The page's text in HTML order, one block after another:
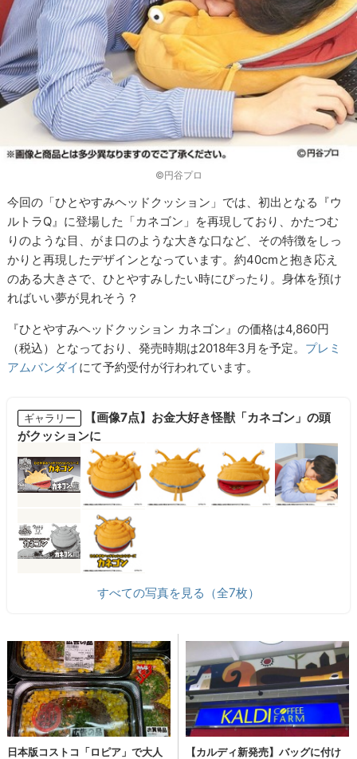
©円谷プロ
今回の「ひとやすみヘッドクッション」では、初出となる『ウ
ルトラQ』に登場した「カネゴン」を再現しており、かたつむ
りのような目、がま口のような大きな口など、その特徴をしっ
かりと再現したデザインとなっています。約40cmと抱き応え
のある大きさで、ひとやすみしたい時にぴったり。身体を預け
ればいい夢が見れそう？
『ひとやすみヘッドクッション カネゴン』の価格は4,860円
（税込）となっており、発売時期は2018年3月を予定。 プレミ
アムバンダイにて予約受付が行われています。
ギャラリー
【画像7点】お金大好き怪獣「カネゴン」の頭
がクッションに
すべての写真を見る（全7枚）